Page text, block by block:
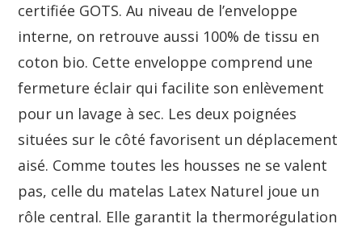
certifiée GOTS. Au niveau de l’enveloppe
interne, on retrouve aussi 100% de tissu en
coton bio. Cette enveloppe comprend une
fermeture éclair qui facilite son enlèvement
pour un lavage à sec. Les deux poignées
situées sur le côté favorisent un déplacement
aisé. Comme toutes les housses ne se valent
pas, celle du matelas Latex Naturel joue un
rôle central. Elle garantit la thermorégulation